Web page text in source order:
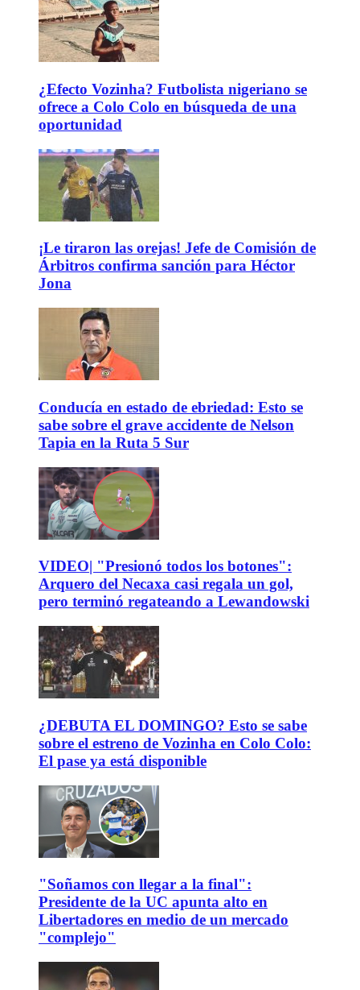
¿Efecto Vozinha? Futbolista nigeriano se
ofrece a Colo Colo en búsqueda de una
oportunidad
¡Le tiraron las orejas! Jefe de Comisión de
Árbitros confirma sanción para Héctor
Jona
Conducía en estado de ebriedad: Esto se
sabe sobre el grave accidente de Nelson
Tapia en la Ruta 5 Sur
VIDEO| "Presionó todos los botones":
Arquero del Necaxa casi regala un gol,
pero terminó regateando a Lewandowski
¿DEBUTA EL DOMINGO? Esto se sabe
sobre el estreno de Vozinha en Colo Colo:
El pase ya está disponible
"Soñamos con llegar a la final":
Presidente de la UC apunta alto en
Libertadores en medio de un mercado
"complejo"